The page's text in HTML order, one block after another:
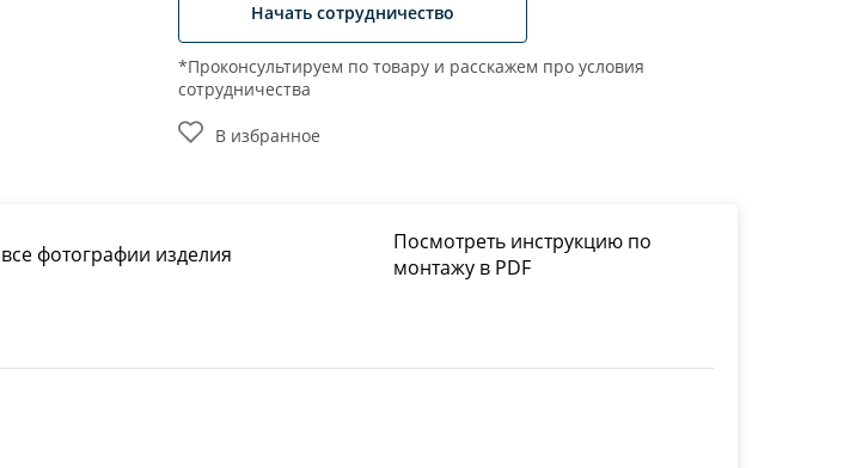
Начать сотрудничество
*Проконсультируем по товару и расскажем про условия
сотрудничества
В избранное
фотографии изделия
Посмотреть инструкцию по
монтажу в PDF